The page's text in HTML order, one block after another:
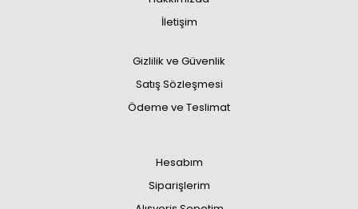
İletişim
Gizlilik ve Güvenlik
Satış Sözleşmesi
Ödeme ve Teslimat
Hesabım
Siparişlerim